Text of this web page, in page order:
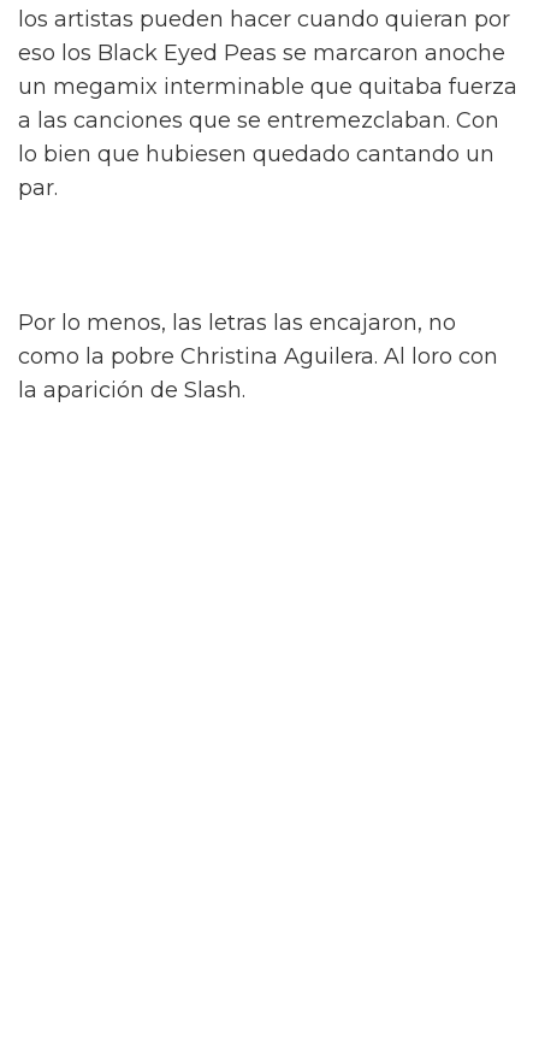
los artistas pueden hacer cuando quieran por
eso los Black Eyed Peas se marcaron anoche
un megamix interminable que quitaba fuerza
a las canciones que se entremezclaban. Con
lo bien que hubiesen quedado cantando un
par.
Por lo menos, las letras las encajaron, no
como la pobre Christina Aguilera. Al loro con
la aparición de Slash.